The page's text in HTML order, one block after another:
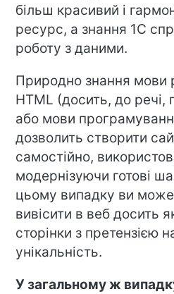
більш красивий і
ресурс, а знання 1C
роботу з даними.
Природно знання мови
HTML (досить, до речі,
або мови
дозволить створити
самостійно,
модернізуючи готові
цьому випадку ви
вивісити в веб досить
сторінки з претензією
унікальність.
У загальному ж